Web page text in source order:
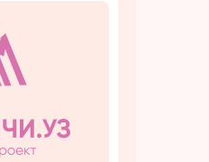
и
брата
Расскажу все
замуж по
Супруг меня
лет,